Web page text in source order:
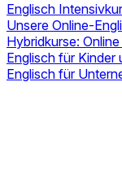
Englisch
Unsere Online-
Hybridkurse:
Englisch für Kinder
Englisch für